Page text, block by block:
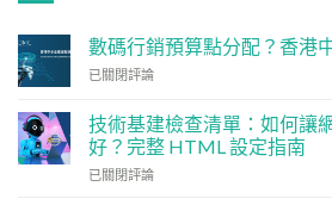
數碼行銷預算點分配？香港
數
行
銷
預
算
已關閉評論
技術基建檢查清單：如何讓
好？完整 HTML 設定指南
技
已關閉評論